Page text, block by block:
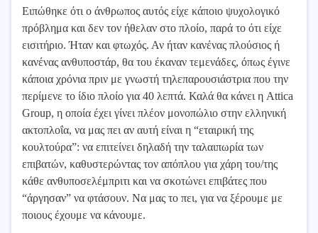
Ειπώθηκε ότι ο άνθρωπος αυτός είχε κάποιο ψυχολογικό
πρόβλημα και δεν τον ήθελαν στο πλοίο, παρά το ότι είχε
εισιτήριο. Ήταν και φτωχός. Αν ήταν κανένας πλούσιος ή
κανένας ανθυποστάρ, θα του έκαναν τεμενάδες, όπως έγινε
κάποια χρόνια πριν με γνωστή τηλεπαρουσιάστρια που την
περίμενε το ίδιο πλοίο για 40 λεπτά. Καλά θα κάνει η Attica
Group, η οποία έχει γίνει πλέον μονοπώλιο στην ελληνική
ακτοπλοΐα, να μας πει αν αυτή είναι η “εταιρική της
κουλτούρα”: να επιτείνει δηλαδή την ταλαιπωρία των
επιβατών, καθυστερώντας τον απόπλου για χάρη του/της
κάθε ανθυποσελέμπριτι και να σκοτώνει επιβάτες που
“άργησαν” να φτάσουν. Να μας το πει, για να ξέρουμε με
ποιους έχουμε να κάνουμε.